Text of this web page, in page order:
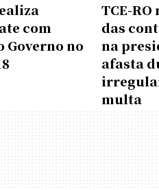
com
Governo no
TCE-
das
na
afasta
multa